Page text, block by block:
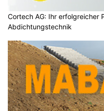
Cortech AG: Ihr erfolgreicher
Abdichtungstechnik